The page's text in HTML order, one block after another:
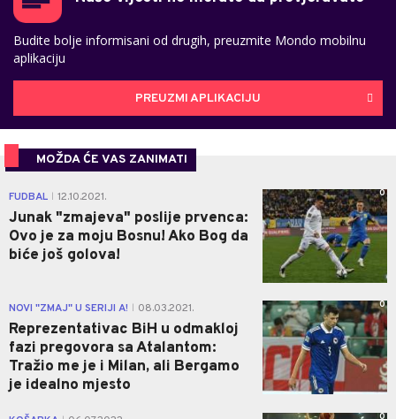
Budite bolje informisani od drugih, preuzmite Mondo mobilnu
aplikaciju
PREUZMI APLIKACIJU
MOŽDA ĆE VAS ZANIMATI
FUDBAL 12.10.2021.
Junak "zmajeva" poslije prvenca:
Ovo je za moju Bosnu! Ako Bog da
biće još golova!
0
NOVI "ZMAJ" U SERIJI A! 08.03.2021.
Reprezentativac BiH u odmakloj
fazi pregovora sa Atalantom:
Tražio me je i Milan, ali Bergamo
je idealno mjesto
0